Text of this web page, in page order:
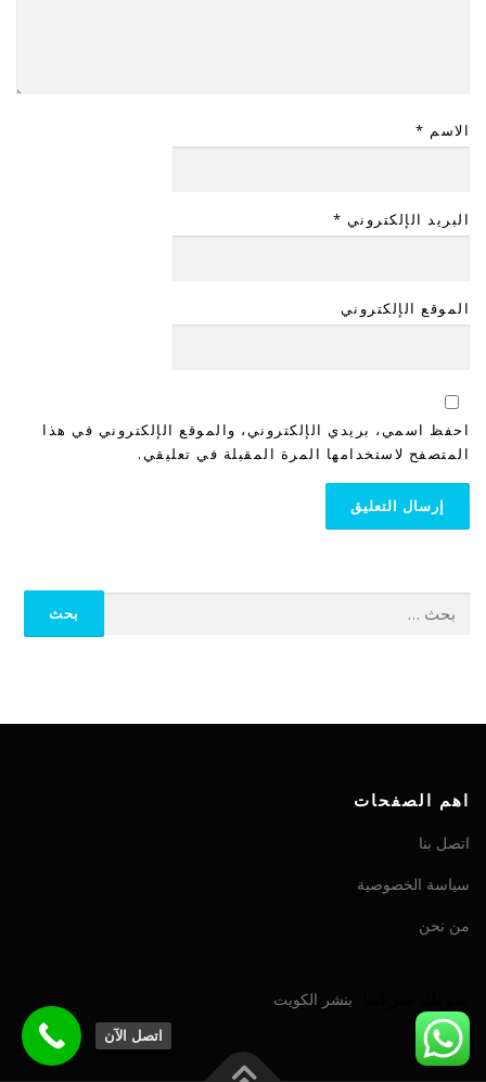
الاسم *
البريد الإلكتروني *
الموقع الإلكتروني
احفظ اسمي، بريدي الإلكتروني، والموقع الإلكتروني في هذا
المتصفح لاستخدامها المرة المقبلة في تعليقي.
اهم الصفحات
اتصل بنا
سياسة الخصوصية
من نحن
بنشر الكويت
اتصل الآن